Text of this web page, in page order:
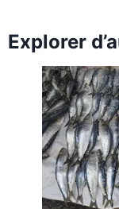
Explorer